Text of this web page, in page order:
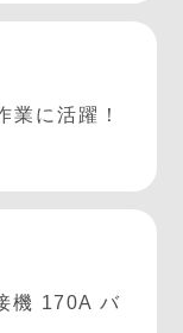
業に活躍！
機 170A バ